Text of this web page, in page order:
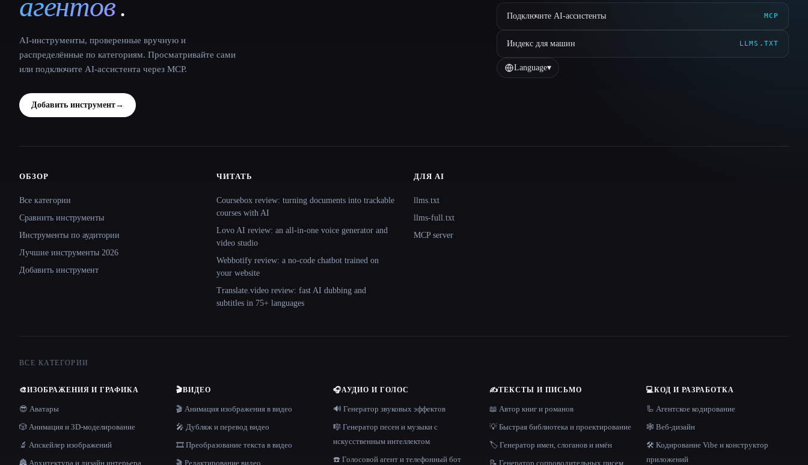
AI-инструменты, проверенные вручную и
распределённые по категориям. Просматривайте сами
или подключите AI-ассистента через MCP.
Добавить инструмент→
Подключите AI-ассистенты MCP
Индекс для машин LLMS.TXT
Language▾
Site navigation
ОБЗОР
Все категории
Сравнить инструменты
Инструменты по аудитории
Лучшие инструменты 2026
Добавить инструмент
ЧИТАТЬ
Coursebox review: turning documents into trackable
courses with AI
Lovo AI review: an all-in-one voice generator and
video studio
Webbotify review: a no-code chatbot trained on
your website
Translate.video review: fast AI dubbing and
subtitles in 75+ languages
ДЛЯ AI
llms.txt
llms-full.txt
MCP server
ВСЕ КАТЕГОРИИ
🎨ИЗОБРАЖЕНИЯ И ГРАФИКА
😎 Аватары
🎲 Анимация и 3D-моделирование
🔬 Апскейлер изображений
🏯 Архитектура и дизайн интерьера
🎬ВИДЕО
🎬 Анимация изображения в видео
🎤 Дубляж и перевод видео
🎞️ Преобразование текста в видео
🎬 Редактирование видео
🎧АУДИО И ГОЛОС
🔊 Генератор звуковых эффектов
🎼 Генератор песен и музыки с
искусственным интеллектом
☎️ Голосовой агент и телефонный бот
✍️ТЕКСТЫ И ПИСЬМО
📖 Автор книг и романов
💡 Быстрая библиотека и проектирование
🏷️ Генератор имен, слоганов и имён
📝 Генератор сопроводительных писем
💻КОД И РАЗРАБОТКА
🦾 Агентское кодирование
🕸 Веб-дизайн
🛠️ Кодирование Vibe и конструктор
приложений